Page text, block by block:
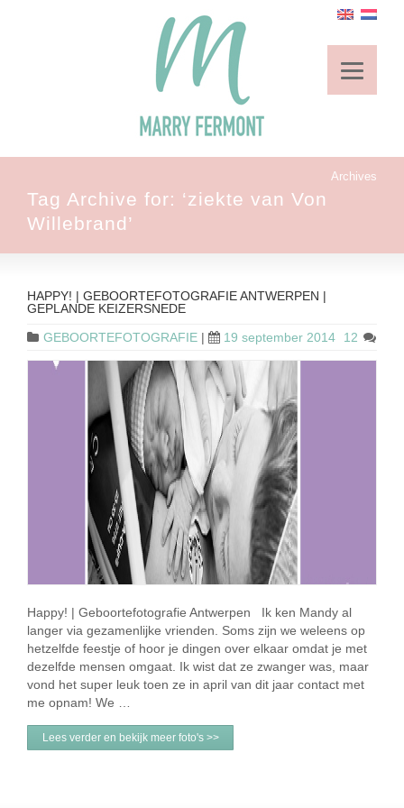
Archives
Tag Archive for: ‘ziekte van Von
Willebrand’
HAPPY! | GEBOORTEFOTOGRAFIE ANTWERPEN |
GEPLANDE KEIZERSNEDE
GEBOORTEFOTOGRAFIE | 19 september 2014 12
Happy! | Geboortefotografie Antwerpen Ik ken Mandy al
langer via gezamenlijke vrienden. Soms zijn we weleens op
hetzelfde feestje of hoor je dingen over elkaar omdat je met
dezelfde mensen omgaat. Ik wist dat ze zwanger was, maar
vond het super leuk toen ze in april van dit jaar contact met
me opnam! We …
Lees verder en bekijk meer foto's >>